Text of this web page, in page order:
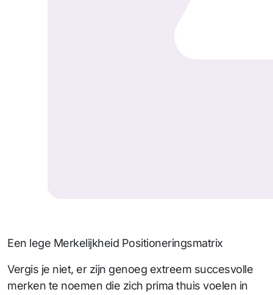
Een lege Merkelijkheid Positioneringsmatrix
Vergis je niet, er zijn genoeg extreem succesvolle
merken te noemen die zich prima thuis voelen in